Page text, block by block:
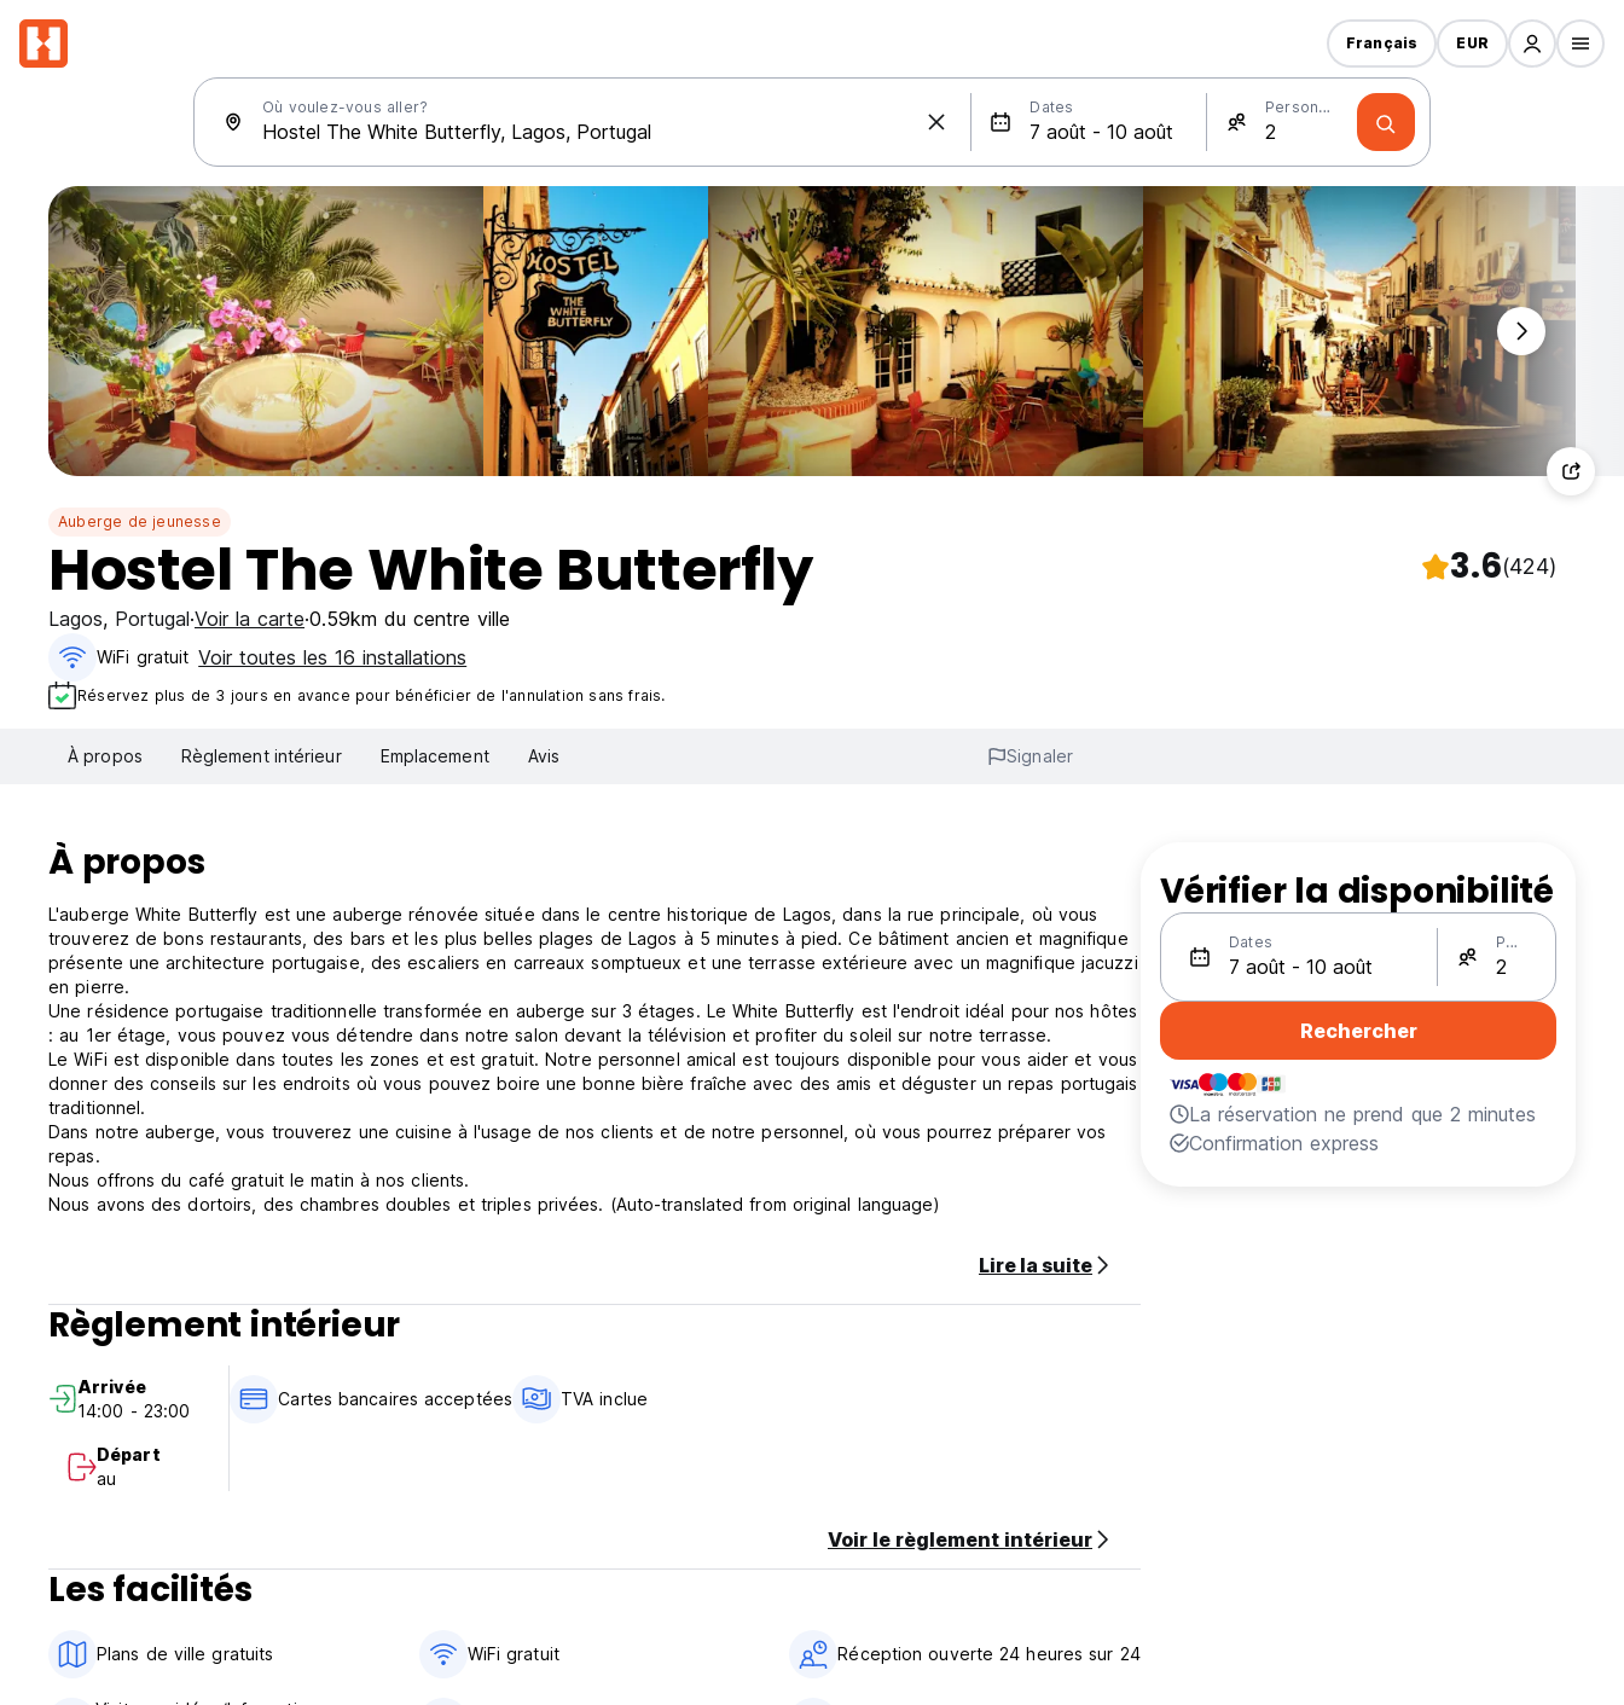
Où voulez-vous aller? Dates Personnes
Français EUR
Auberge de jeunesse
Hostel The White Butterfly 3.6(424)
Lagos, Portugal Voir la carte 0.59km du centre ville
WiFi gratuit Voir toutes les 16 installations
Réservez plus de 3 jours en avance pour bénéficier de l'annulation sans frais.
À propos Règlement intérieur Emplacement Avis Signaler
À propos
L'auberge White Butterfly est une auberge rénovée située dans le centre historique de Lagos, dans la rue principale, où vous
trouverez de bons restaurants, des bars et les plus belles plages de Lagos à 5 minutes à pied. Ce bâtiment ancien et magnifique
présente une architecture portugaise, des escaliers en carreaux somptueux et une terrasse extérieure avec un magnifique jacuzzi
en pierre.
Une résidence portugaise traditionnelle transformée en auberge sur 3 étages. Le White Butterfly est l'endroit idéal pour nos hôtes
: au 1er étage, vous pouvez vous détendre dans notre salon devant la télévision et profiter du soleil sur notre terrasse.
Le WiFi est disponible dans toutes les zones et est gratuit. Notre personnel amical est toujours disponible pour vous aider et vous
donner des conseils sur les endroits où vous pouvez boire une bonne bière fraîche avec des amis et déguster un repas portugais
traditionnel.
Dans notre auberge, vous trouverez une cuisine à l'usage de nos clients et de notre personnel, où vous pourrez préparer vos
repas.
Nous offrons du café gratuit le matin à nos clients.
Nous avons des dortoirs, des chambres doubles et triples privées. (Auto-translated from original language)
Lire la suite
Règlement intérieur
Arrivée
14:00 - 23:00
Départ
au
Cartes bancaires acceptées TVA inclue
Voir le règlement intérieur
Les facilités
Plans de ville gratuits WiFi gratuit Réception ouverte 24 heures sur 24
Vérifier la disponibilité
Dates Personnes
Rechercher
La réservation ne prend que 2 minutes
Confirmation express